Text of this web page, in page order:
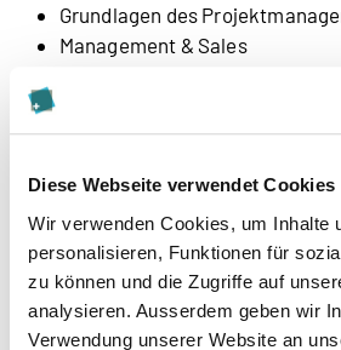
Diese Webseite verwendet Cookies
Wir verwenden Cookies, um Inhalte
personalisieren, Funktionen für
zu können und die Zugriffe auf
analysieren. Ausserdem geben wir
Verwendung unserer Website an
Grundlagen des
Management & Sales
Qualitätsmanagement
IT Projektmanagement